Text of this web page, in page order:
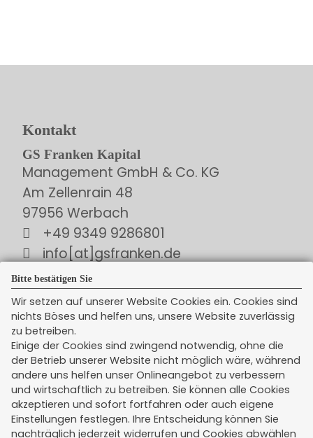
Bitte bestätigen Sie
Wir setzen auf unserer Website Cookies ein. Cookies sind
nichts Böses und helfen uns, unsere Website zuverlässig
zu betreiben.
Einige der Cookies sind zwingend notwendig, ohne die
der Betrieb unserer Website nicht möglich wäre, während
andere uns helfen unser Onlineangebot zu verbessern
und wirtschaftlich zu betreiben. Sie können alle Cookies
akzeptieren und sofort fortfahren oder auch eigene
Einstellungen festlegen. Ihre Entscheidung können Sie
nachträglich jederzeit widerrufen und Cookies abwählen
Kontakt
GS Franken Kapital
Management GmbH & Co. KG
Am Zellenrain 48
97956 Werbach
+49 9349 9286801
info[at]gsfranken.de
Newsticker